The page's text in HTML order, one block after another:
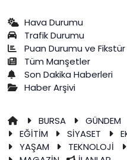
Hava Durumu
Trafik Durumu
Puan Durumu ve Fikstür
Tüm Manşetler
Son Dakika Haberleri
Haber Arşivi
BURSA GÜNDEM
EĞİTİM
SİYASET
YAŞAM
TEKNOLOJİ